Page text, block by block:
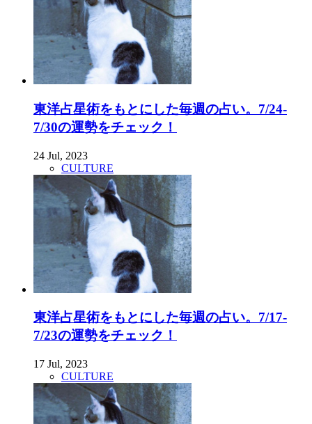
東洋占星術をもとにした毎週の占い。7/24-
7/30の運勢をチェック！
24 Jul, 2023
CULTURE
東洋占星術をもとにした毎週の占い。7/17-
7/23の運勢をチェック！
17 Jul, 2023
CULTURE